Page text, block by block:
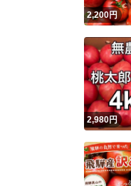
2,200円
2,980円